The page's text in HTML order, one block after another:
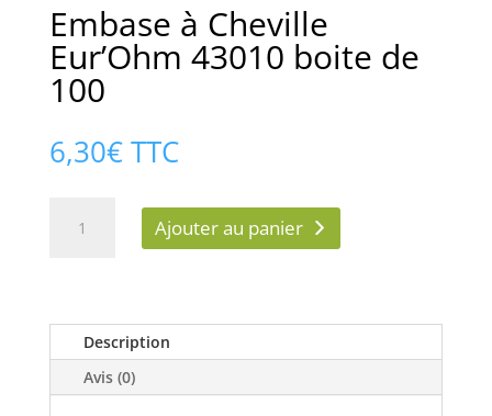
Embase à Cheville
Eur’Ohm 43010 boite de
100
6,30€ TTC
Eur’Ohm
43010
boite
Ajouter au panier
Description
Avis (0)